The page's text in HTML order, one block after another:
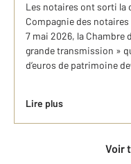
Les notaires ont sorti la
Compagnie des
7 mai 2026, la Chambre
grande transmission »
d’euros de patrimoine
Lire plus